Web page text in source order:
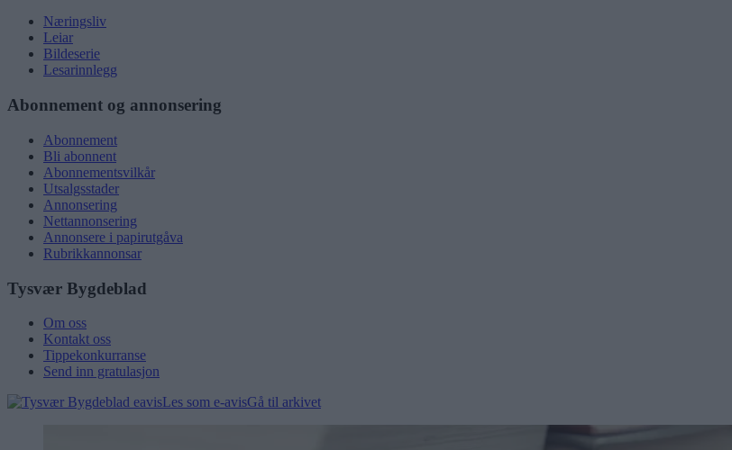
Næringsliv
Leiar
Bildeserie
Lesarinnlegg
Abonnement og annonsering
Abonnement
Bli abonnent
Abonnementsvilkår
Utsalgsstader
Annonsering
Nettannonsering
Annonsere i papirutgåva
Rubrikkannonsar
Tysvær Bygdeblad
Om oss
Kontakt oss
Tippekonkurranse
Send inn gratulasjon
Les som e-avisGå til arkivet